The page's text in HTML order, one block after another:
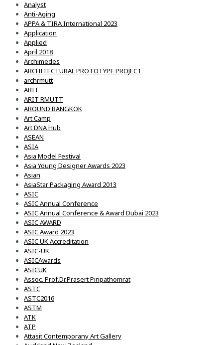
Analyst
Anti-Aging
APPA & TIRA International 2023
Application
Applied
April 2018
Archimedes
ARCHITECTURAL PROTOTYPE PROJECT
archrmutt
ARIT
ARIT RMUTT
AROUND BANGKOK
Art Camp
Art DNA Hub
ASEAN
ASIA
Asia Model Festival
Asia Young Designer Awards 2023
Asian
AsiaStar Packaging Award 2013
ASIC
ASIC Annual Conference
ASIC Annual Conference & Award Dubai 2023
ASIC AWARD
ASIC Award 2023
ASIC UK Accreditation
ASIC-UK
ASICAwards
ASICUK
Assoc. Prof.Dr.Prasert Pinpathomrat
ASTC
ASTC2016
ASTM
ATK
ATP
Attasit Contemporany Art Gallery